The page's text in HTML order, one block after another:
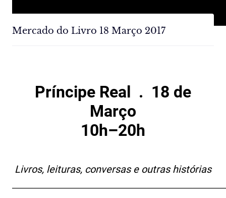
Mercado do Livro 18 Março 2017
Príncipe Real . 18 de
Março
10h–20h
Livros, leituras, conversas e outras histórias